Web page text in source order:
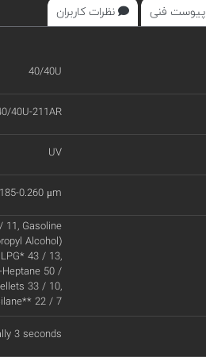
پیوست فنی نظرات کاربران
40/40U
40U-211AR
UV
0.260 μm
11, Gasoline
Alcohol)
43 / 13,
50 /
33 / 10,
22 / 7
3 seconds